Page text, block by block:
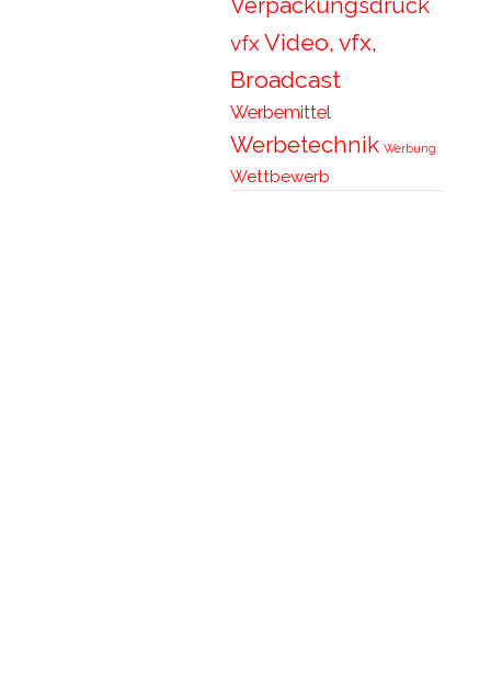
vfxVideo, vfx,
Broadcast
Werbemittel
Werbetechnik Werbung
Wettbewerb